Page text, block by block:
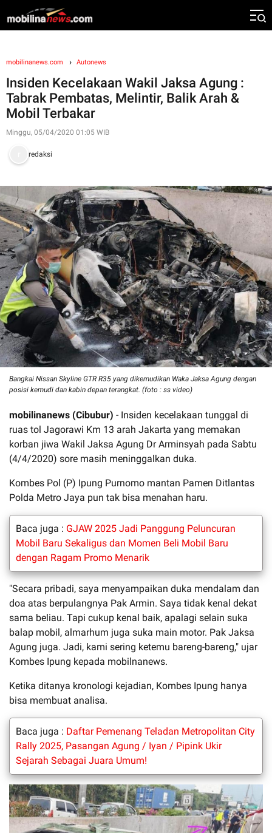
mobilinanews.com Autonews
Insiden Kecelakaan Wakil Jaksa Agung :
Tabrak Pembatas, Melintir, Balik Arah &
Mobil Terbakar
Minggu, 05/04/2020 01:05 WIB
redaksi
Bangkai Nissan Skyline GTR R35 yang dikemudikan Waka Jaksa Agung dengan
posisi kemudi dan kabin depan terangkat. (foto : ss video)
mobilinanews (Cibubur) - Insiden kecelakaan tunggal di
ruas tol Jagorawi Km 13 arah Jakarta yang memakan
korban jiwa Wakil Jaksa Agung Dr Arminsyah pada Sabtu
(4/4/2020) sore masih meninggalkan duka.
Kombes Pol (P) Ipung Purnomo mantan Pamen Ditlantas
Polda Metro Jaya pun tak bisa menahan haru.
Baca juga : GJAW 2025 Jadi Panggung Peluncuran
Mobil Baru Sekaligus dan Momen Beli Mobil Baru
dengan Ragam Promo Menarik
"Secara pribadi, saya menyampaikan duka mendalam dan
doa atas berpulangnya Pak Armin. Saya tidak kenal dekat
sama beliau. Tapi cukup kenal baik, apalagi selain suka
balap mobil, almarhum juga suka main motor. Pak Jaksa
Agung juga. Jadi, kami sering ketemu bareng-bareng," ujar
Kombes Ipung kepada mobilnanews.
Ketika ditanya kronologi kejadian, Kombes Ipung hanya
bisa membuat analisa.
Baca juga : Daftar Pemenang Teladan Metropolitan City
Rally 2025, Pasangan Agung / Iyan / Pipink Ukir
Sejarah Sebagai Juara Umum!